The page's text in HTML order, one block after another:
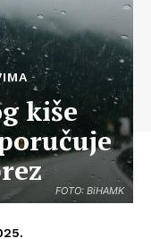
FOTO: BiHAMK
kiše